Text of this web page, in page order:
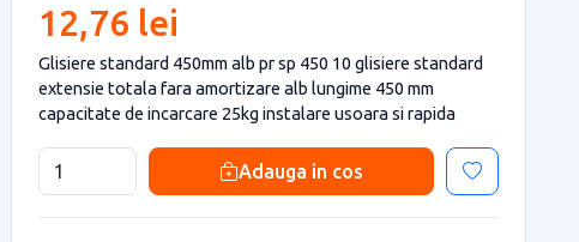
12,76 lei
Glisiere standard 450mm alb pr sp 450 10 glisiere standard
extensie totala fara amortizare alb lungime 450 mm
capacitate de incarcare 25kg instalare usoara si rapida
Adauga in cos